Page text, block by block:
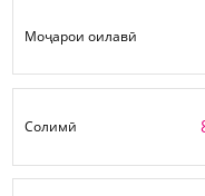
Моҷарои оилавӣ
Солимӣ